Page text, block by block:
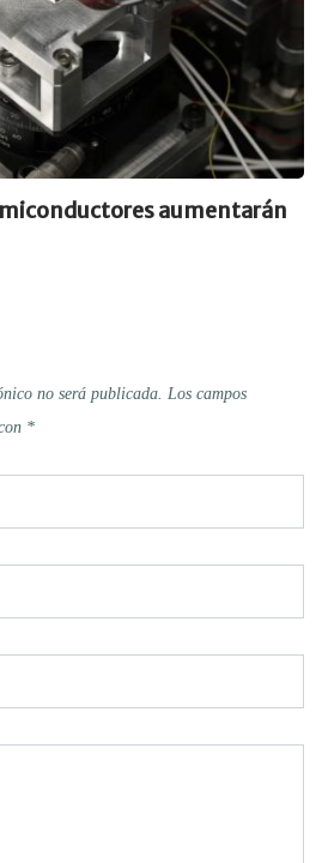
aumentarán
no será publicada. Los campos
*